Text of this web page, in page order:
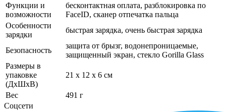
Функции и
возможности
бесконтактная оплата, разблокировка по
FaceID, сканер отпечатка пальца
Особенности
зарядки
быстрая зарядка, очень быстрая зарядка
Безопасность
защита от брызг, водонепроницаемые,
защищенный экран, cтекло Gorilla Glass
Размеры в
упаковке
(ДхШхВ)
21 x 12 x 6 см
Вес
491 г
Соцсети